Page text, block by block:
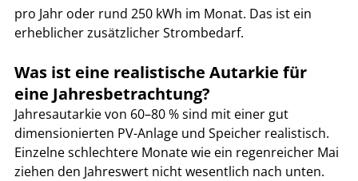
pro Jahr oder rund 250 kWh im Monat. Das ist ein
erheblicher zusätzlicher Strombedarf.
Was ist eine realistische Autarkie für
eine Jahresbetrachtung?
Jahresautarkie von 60–80 % sind mit einer gut
dimensionierten PV-Anlage und Speicher realistisch.
Einzelne schlechtere Monate wie ein regenreicher Mai
ziehen den Jahreswert nicht wesentlich nach unten.